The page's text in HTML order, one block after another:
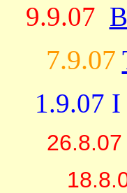
9.9.07
7.9.07
1.9.07
26.8.07